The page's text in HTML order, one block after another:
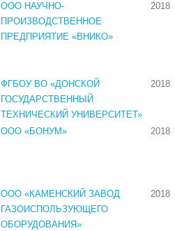
ООО НАУЧНО-
ПРОИЗВОДСТВЕННОЕ
ПРЕДПРИЯТИЕ «ВНИКО»
2018
ФГБОУ ВО «ДОНСКОЙ
ГОСУДАРСТВЕННЫЙ
ТЕХНИЧЕСКИЙ УНИВЕРСИТЕТ»
2018
ООО «БОНУМ» 2018
ООО «КАМЕНСКИЙ ЗАВОД
ГАЗОИСПОЛЬЗУЮЩЕГО
ОБОРУДОВАНИЯ»
2018